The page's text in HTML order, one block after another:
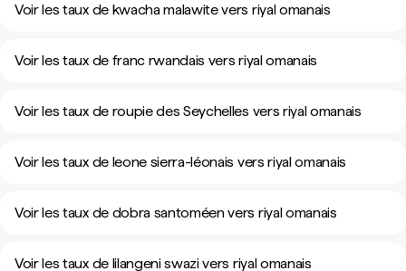
Voir les taux de kwacha malawite vers riyal omanais
Voir les taux de franc rwandais vers riyal omanais
Voir les taux de roupie des Seychelles vers riyal omanais
Voir les taux de leone sierra-léonais vers riyal omanais
Voir les taux de dobra santoméen vers riyal omanais
Voir les taux de lilangeni swazi vers riyal omanais